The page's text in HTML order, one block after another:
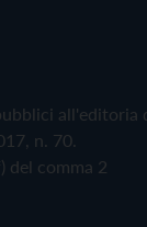
all'editoria
n. 70.
del comma 2